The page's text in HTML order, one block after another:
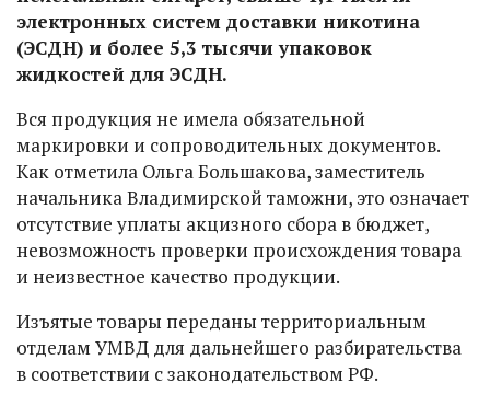
электронных систем доставки никотина
(ЭСДН) и более 5,3 тысячи упаковок
жидкостей для ЭСДН.
Вся продукция не имела обязательной
маркировки и сопроводительных документов.
Как отметила Ольга Большакова, заместитель
начальника Владимирской таможни, это означает
отсутствие уплаты акцизного сбора в бюджет,
невозможность проверки происхождения товара
и неизвестное качество продукции.
Изъятые товары переданы территориальным
отделам УМВД для дальнейшего разбирательства
в соответствии с законодательством РФ.